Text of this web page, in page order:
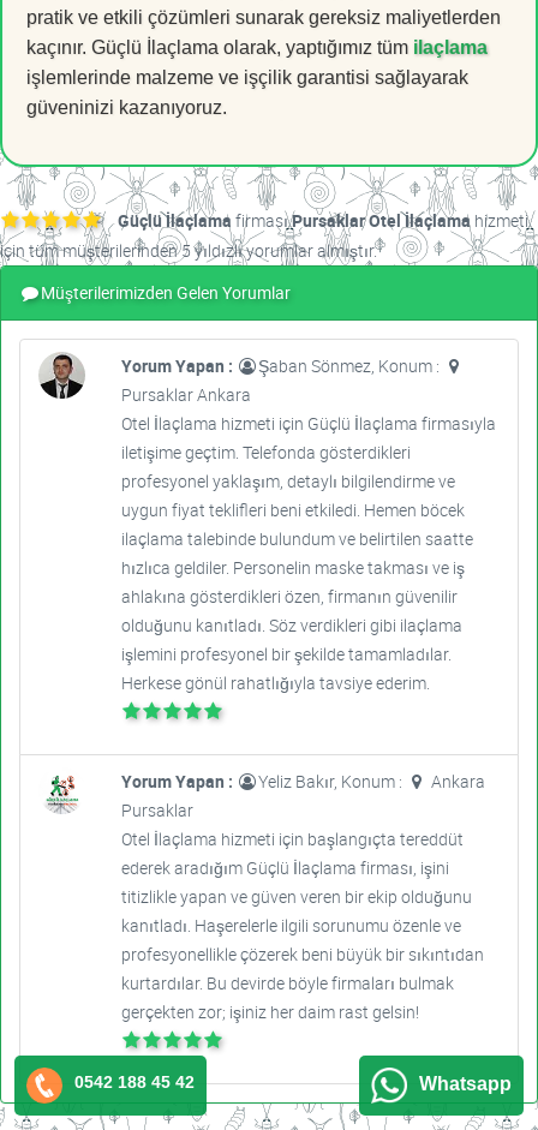
pratik ve etkili çözümleri sunarak gereksiz maliyetlerden
kaçınır. Güçlü İlaçlama olarak, yaptığımız tüm ilaçlama
işlemlerinde malzeme ve işçilik garantisi sağlayarak
güveninizi kazanıyoruz.
Güçlü İlaçlama firmasıPursaklar Otel İlaçlama hizmeti
için tüm müşterilerinden 5 yıldızlı yorumlar almıştır.
Müşterilerimizden Gelen Yorumlar
Yorum Yapan :
Şaban Sönmez, Konum :
Pursaklar Ankara
Otel İlaçlama hizmeti için Güçlü İlaçlama firmasıyla
iletişime geçtim. Telefonda gösterdikleri
profesyonel yaklaşım, detaylı bilgilendirme ve
uygun fiyat teklifleri beni etkiledi. Hemen böcek
ilaçlama talebinde bulundum ve belirtilen saatte
hızlıca geldiler. Personelin maske takması ve iş
ahlakına gösterdikleri özen, firmanın güvenilir
olduğunu kanıtladı. Söz verdikleri gibi ilaçlama
işlemini profesyonel bir şekilde tamamladılar.
Herkese gönül rahatlığıyla tavsiye ederim.
Yorum Yapan : Yeliz Bakır, Konum :
Ankara
Pursaklar
Otel İlaçlama hizmeti için başlangıçta tereddüt
ederek aradığım Güçlü İlaçlama firması, işini
titizlikle yapan ve güven veren bir ekip olduğunu
kanıtladı. Haşerelerle ilgili sorunumu özenle ve
profesyonellikle çözerek beni büyük bir sıkıntıdan
kurtardılar. Bu devirde böyle firmaları bulmak
gerçekten zor; işiniz her daim rast gelsin!
0542 188 45 42 Whatsapp